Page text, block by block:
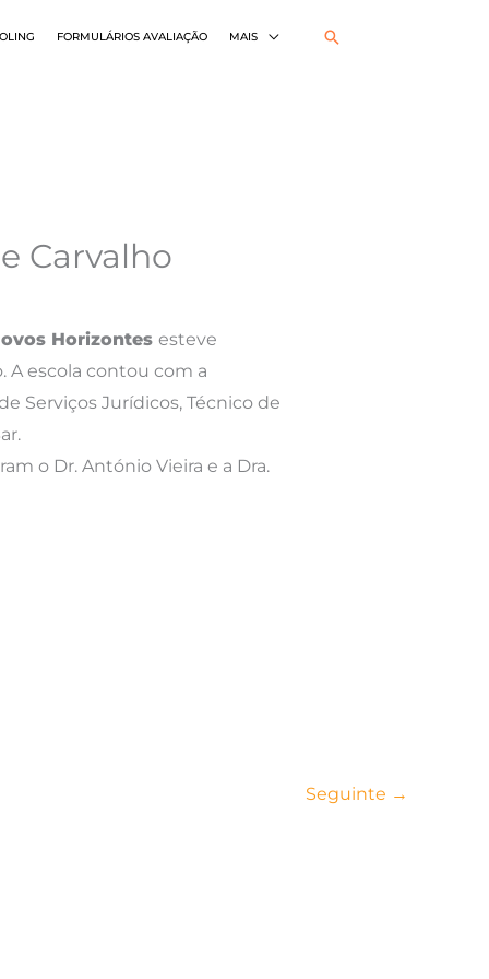
FORMULÁRIOS AVALIAÇÃO MAIS Pesquisar
Carvalho
Horizontes esteve
A escola contou com a
Serviços Jurídicos, Técnico de
o Dr. António Vieira e a Dra.
Seguinte →